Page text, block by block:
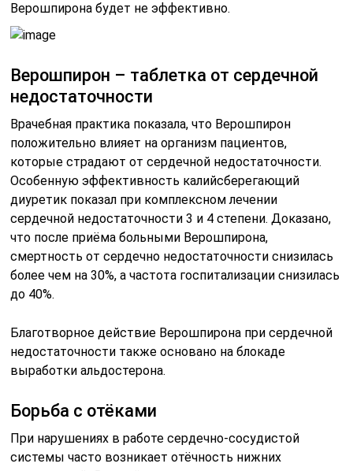
Верошпирона будет не эффективно.
Верошпирон – таблетка от сердечной
недостаточности
Врачебная практика показала, что Верошпирон
положительно влияет на организм пациентов,
которые страдают от сердечной недостаточности.
Особенную эффективность калийсберегающий
диуретик показал при комплексном лечении
сердечной недостаточности 3 и 4 степени. Доказано,
что после приёма больными Верошпирона,
смертность от сердечно недостаточности снизилась
более чем на 30%, а частота госпитализации снизилась
до 40%.
Благотворное действие Верошпирона при сердечной
недостаточности также основано на блокаде
выработки альдостерона.
Борьба с отёками
При нарушениях в работе сердечно-сосудистой
системы часто возникает отёчность нижних